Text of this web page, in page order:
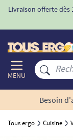
Livraison offerte dès
MENU
Besoin
Tous ergo Cuisine